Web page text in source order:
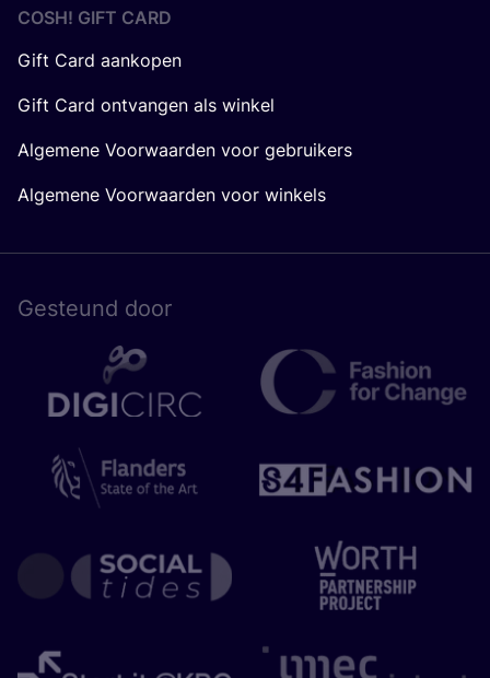
COSH! GIFT CARD
Gift Card aankopen
Gift Card ontvangen als winkel
Algemene Voorwaarden voor gebruikers
Algemene Voorwaarden voor winkels
Gesteund door